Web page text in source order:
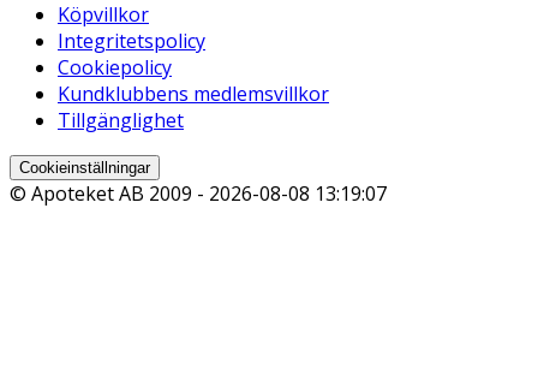
Köpvillkor
Integritetspolicy
Cookiepolicy
Kundklubbens medlemsvillkor
Tillgänglighet
Cookieinställningar
© Apoteket AB 2009 - 2026-08-08 13:19:07